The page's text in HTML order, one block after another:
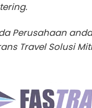
Perusahaan
Travel Solusi